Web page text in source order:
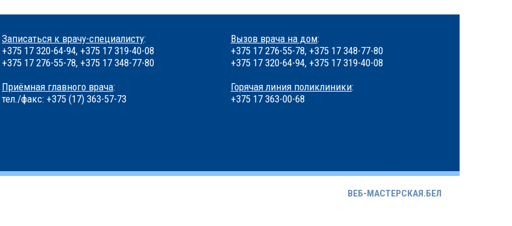
Записаться к врачу-специалисту:
+375 17 320-64-94, +375 17 319-40-08
+375 17 276-55-78, +375 17 348-77-80
Приёмная главного врача:
тел./факс: +375 (17) 363-57-73
Вызов врача на дом:
+375 17 276-55-78, +375 17 348-77-80
+375 17 320-64-94, +375 17 319-40-08
Горячая линия поликлиники:
+375 17 363-00-68
ВЕБ-МАСТЕРСКАЯ.БЕЛ